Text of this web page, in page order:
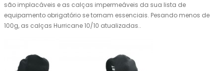
são implacáveis ​​e as calças impermeáveis ​​da sua lista de
equipamento obrigatório se tornam essenciais. Pesando menos de
100g, as calças Hurricane 10/10 atualizadas..